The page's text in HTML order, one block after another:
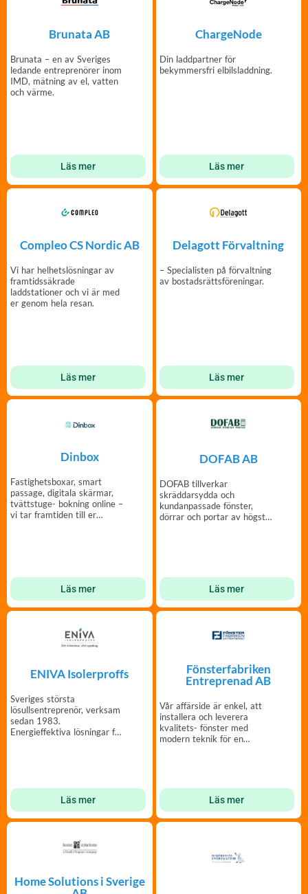
Brunata AB
Brunata – en av Sveriges
ledande entreprenörer inom
IMD, mätning av el, vatten
och värme.
Läs mer
ChargeNode
Din laddpartner för
bekymmersfri elbilsladdning.
Läs mer
Compleo CS Nordic AB
Vi har helhetslösningar av
framtidssäkrade
laddstationer och vi är med
er genom hela resan.
Läs mer
Delagott Förvaltning
– Specialisten på förvaltning
av bostadsrättsföreningar.
Läs mer
Dinbox
Fastighetsboxar, smart
passage, digitala skärmar,
tvättstuge- bokning online –
vi tar framtiden till er
Läs mer
DOFAB AB
DOFAB tillverkar
skräddarsydda och
kundanpassade fönster,
dörrar och portar av högsta
Läs mer
ENIVA Isolerproffs
Sveriges största
lösullsentreprenör, verksam
sedan 1983.
Energieffektiva lösningar för
Läs mer
Fönsterfabriken
Entreprenad AB
Vår affärside är enkel, att
installera och leverera
kvalitets- fönster med
modern teknik för en
Läs mer
Home Solutions i Sverige